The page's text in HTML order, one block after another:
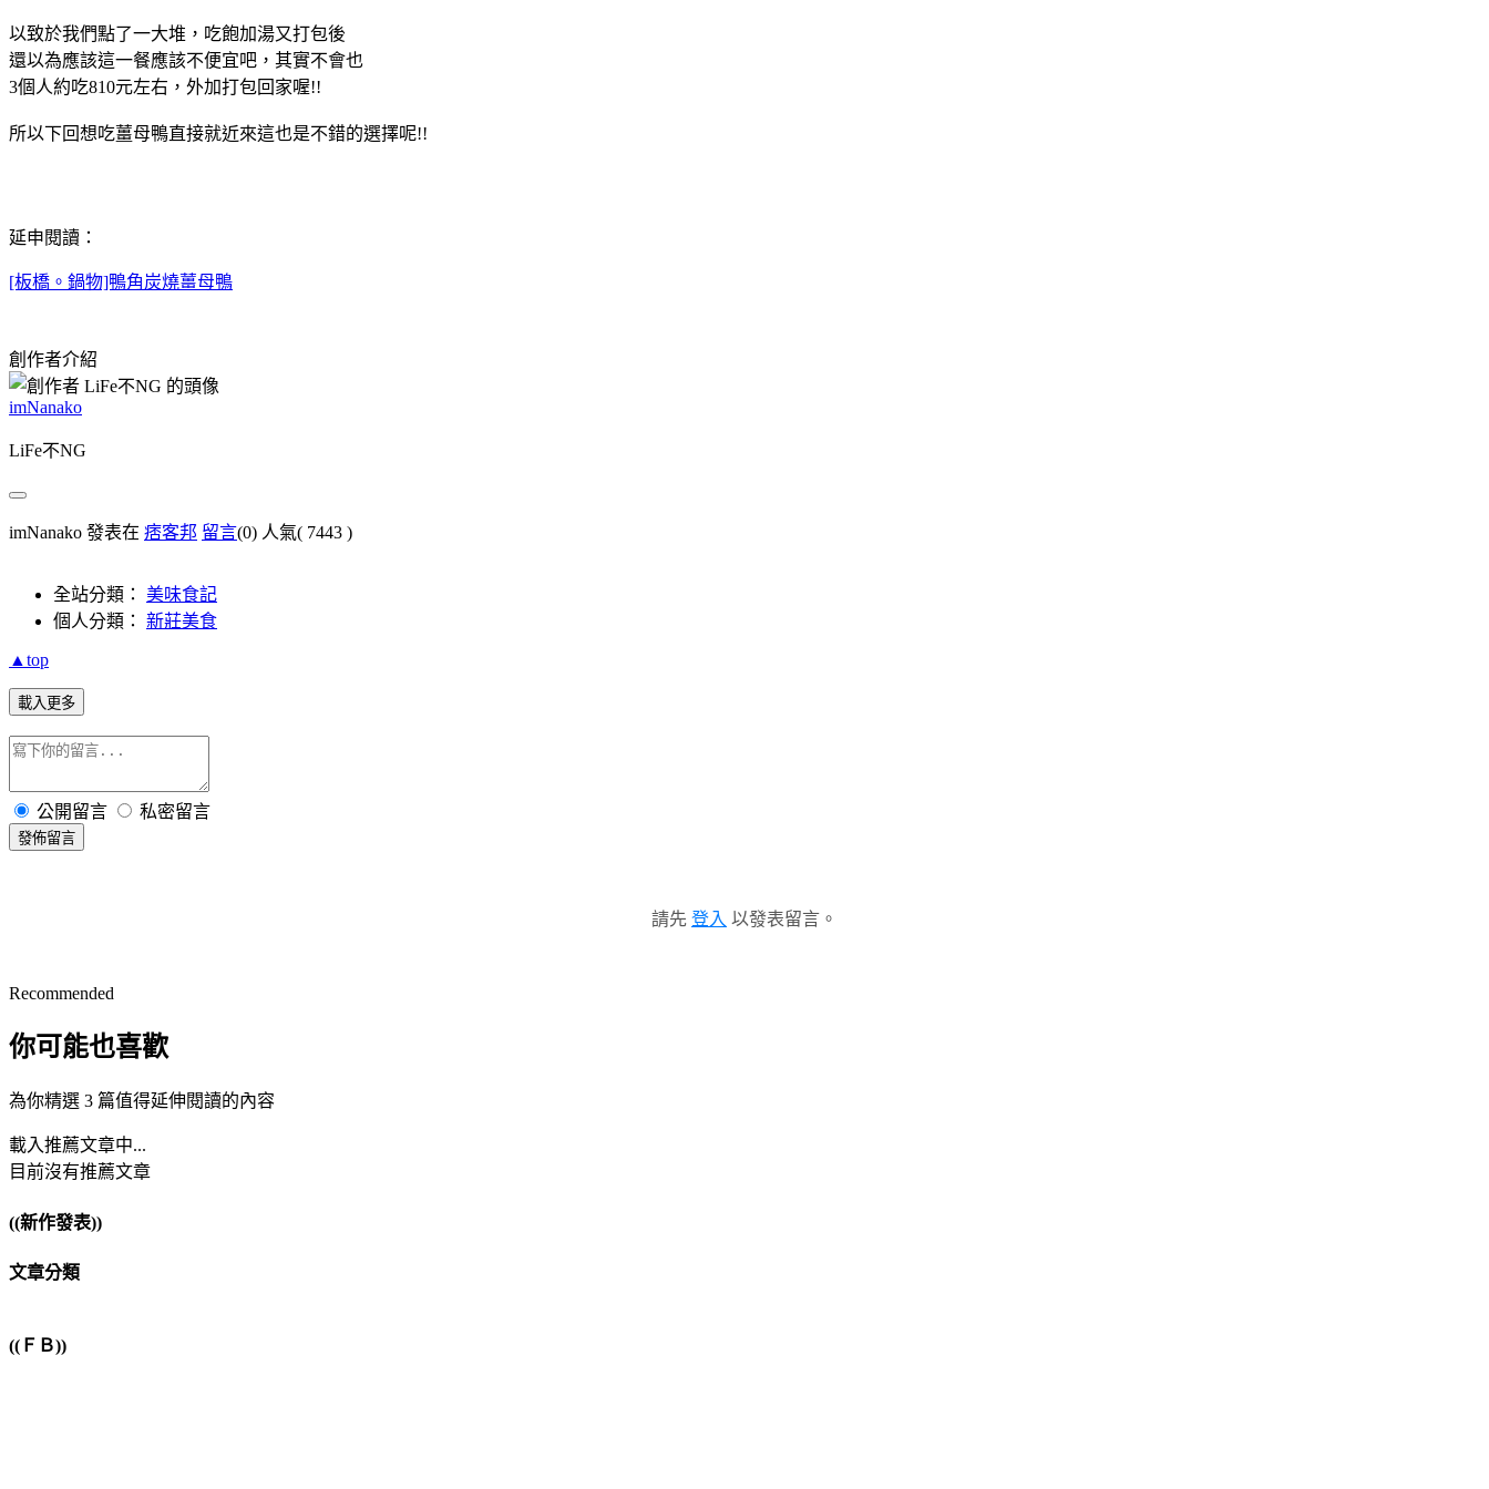
以致於我們點了一大堆，吃飽加湯又打包後
還以為應該這一餐應該不便宜吧，其實不會也
3個人約吃810元左右，外加打包回家喔!!
所以下回想吃薑母鴨直接就近來這也是不錯的選擇呢!!
延申閱讀：
[板橋。鍋物]鴨角炭燒薑母鴨
創作者介紹
imNanako
LiFe不NG
imNanako 發表在 痞客邦 留言(0) 人氣( 7443 )
全站分類： 美味食記
個人分類： 新莊美食
▲top
載入更多
公開留言 私密留言
發佈留言
請先 登入 以發表留言。
Recommended
你可能也喜歡
為你精選 3 篇值得延伸閱讀的內容
載入推薦文章中...
目前沒有推薦文章
((新作發表))
文章分類
((ＦＢ))